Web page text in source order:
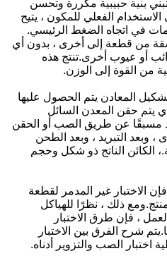
بنية حبيبية مكررة وتحسن
الفعلي للمكون ، يتيح
في اتجاه الضغط الرئيسي.
من قطعة إلى أخرى ، بدون أي
أو عيوب أخرى.تنتج هذه
من القوة إلى الوزن.
المعادن يتم الحصول عليها
حقن المعدن السائل
مسبقًا عن طريق الصب أو الحقن
وبعد التبريد ، وبعد الطحن
الكائن الناتج ذو شكل وحجم
الاختبار غير المدمر لقطعة
ذلك ، نظرًا للهياكل
، فإن طرق الاختبار
شرح الفرق بين الاختبار
اختبار الصب والتزوير أدناه.